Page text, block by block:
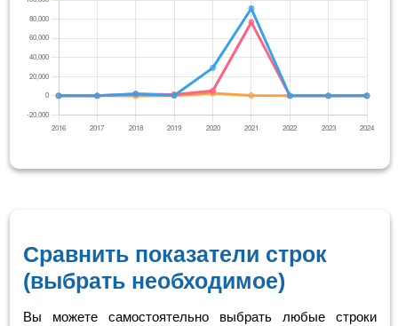
Сравнить показатели строк
(выбрать необходимое)
Вы можете самостоятельно выбрать любые строки